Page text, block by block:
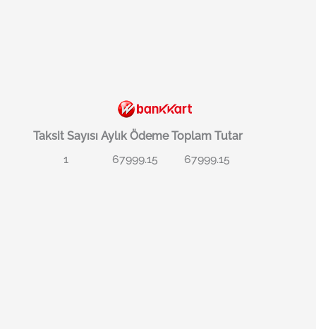
Taksit Sayısı Aylık Ödeme Toplam Tutar
1
67999.15 67999.15